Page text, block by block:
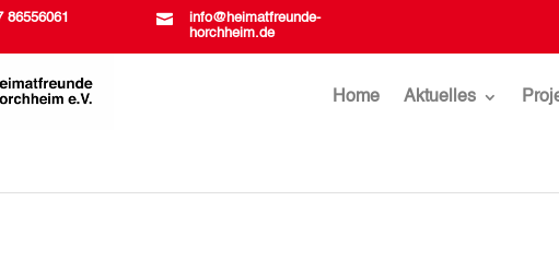
86556061 
info@heimatfreunde-
horchheim.de
Home Aktuelles